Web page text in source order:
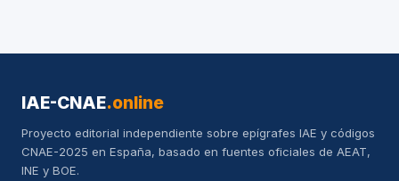
IAE-CNAE.online
Proyecto editorial independiente sobre epígrafes IAE y códigos
CNAE-2025 en España, basado en fuentes oficiales de AEAT,
INE y BOE.